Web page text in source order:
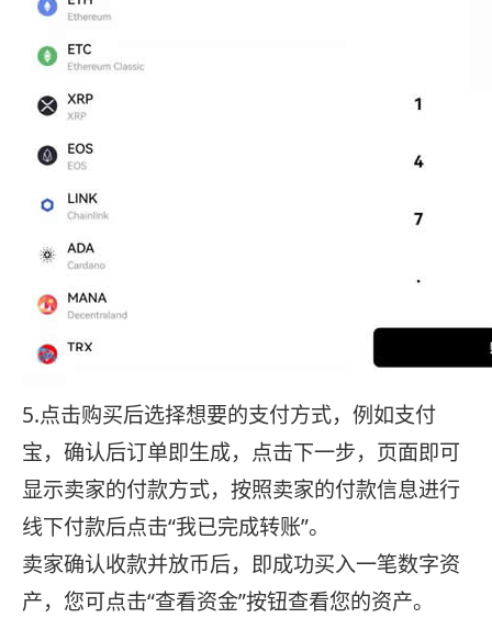
5.点击购买后选择想要的支付方式，例如支付
宝，确认后订单即生成，点击下一步，页面即可
显示卖家的付款方式，按照卖家的付款信息进行
线下付款后点击“我已完成转账”。
卖家确认收款并放币后，即成功买入一笔数字资
产，您可点击“查看资金”按钮查看您的资产。